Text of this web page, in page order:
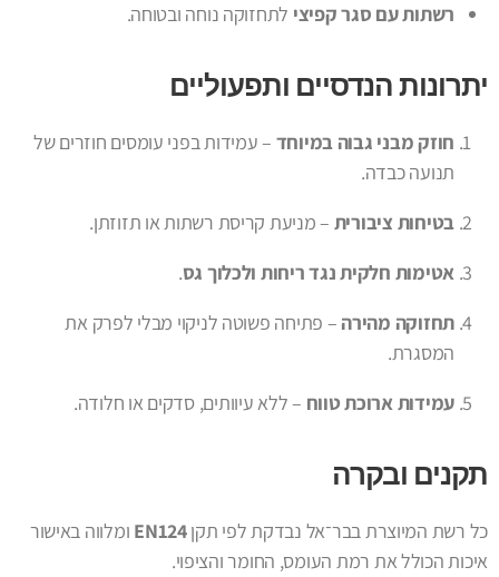
רשתות עם סגר קפיצי לתחזוקה נוחה ובטוחה.
יתרונות הנדסיים ותפעוליים
חוזק מבני גבוה במיוחד – עמידות בפני עומסים חוזרים של
תנועה כבדה.
בטיחות ציבורית – מניעת קריסת רשתות או תזוזתן.
אטימות חלקית נגד ריחות ולכלוך גס.
תחזוקה מהירה – פתיחה פשוטה לניקוי מבלי לפרק את
המסגרת.
עמידות ארוכת טווח – ללא עיוותים, סדקים או חלודה.
תקנים ובקרה
כל רשת המיוצרת בבר־אל נבדקת לפי תקןEN124 ומלווה באישור
איכות הכולל את רמת העומס, החומר והציפוי.